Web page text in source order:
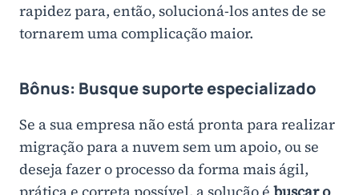
rapidez para, então, solucioná-los antes de se
tornarem uma complicação maior.
Bônus: Busque suporte especializado
Se a sua empresa não está pronta para realizar
migração para a nuvem sem um apoio, ou se
deseja fazer o processo da forma mais ágil,